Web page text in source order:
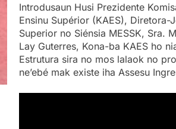
Introdusaun Husi Prezidente
Ensinu Supérior (KAES), Diretora-
Superior no Siénsia MESSK, Sra.
Lay Guterres, Kona-ba KAES ho
Estrutura sira no mos lalaok no
ne’ebé mak existe iha Assesu